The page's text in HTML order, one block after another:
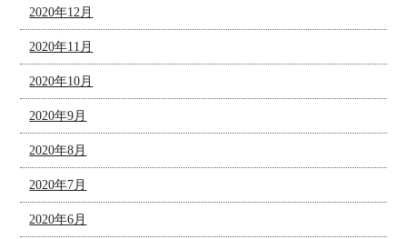
2020年12月
2020年11月
2020年10月
2020年9月
2020年8月
2020年7月
2020年6月